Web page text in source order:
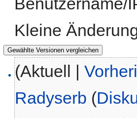
Kleine
(Aktuell |
Radyserb (